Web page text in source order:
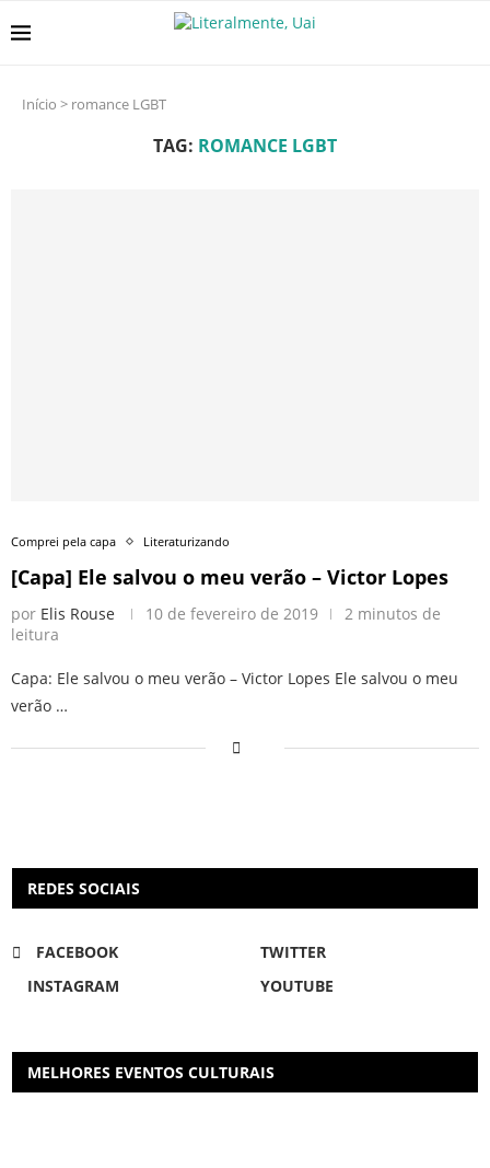
Início > romance LGBT
TAG: ROMANCE LGBT
Comprei pela capa Literaturizando
[Capa] Ele salvou o meu verão – Victor Lopes
por Elis Rouse 10 de fevereiro de 2019
2 minutos de
leitura
Capa: Ele salvou o meu verão – Victor Lopes Ele salvou o meu
verão …
REDES SOCIAIS
FACEBOOK
TWITTER
INSTAGRAM
YOUTUBE
MELHORES EVENTOS CULTURAIS